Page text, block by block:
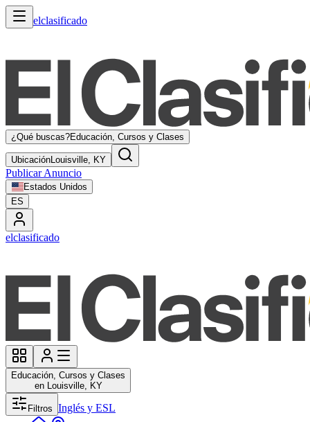
elclasificado
¿Qué buscas?Educación, Cursos y Clases
UbicaciónLouisville, KY
Publicar Anuncio
Estados Unidos
ES
elclasificado
Educación, Cursos y Clases
en Louisville, KY
Filtros Inglés y ESL